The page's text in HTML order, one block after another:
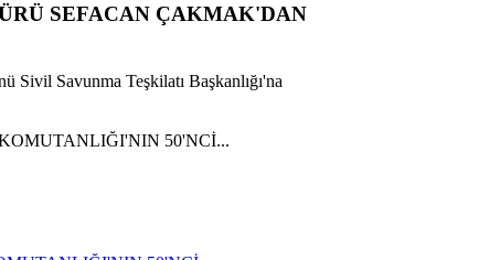
SEFACAN ÇAKMAK'DAN
Savunma Teşkilatı Başkanlığı'na